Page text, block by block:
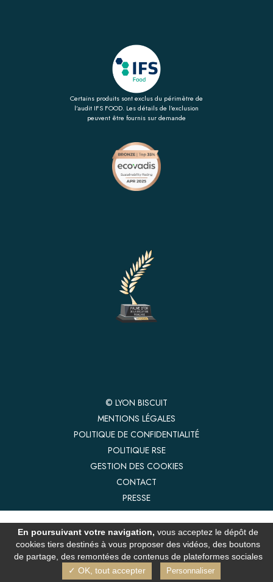
Certains produits sont exclus du périmètre de
l’audit IFS FOOD. Les détails de l’exclusion
peuvent être fournis sur demande
© LYON BISCUIT
MENTIONS LÉGALES
POLITIQUE DE CONFIDENTIALITÉ
POLITIQUE RSE
GESTION DES COOKIES
CONTACT
PRESSE
En poursuivant votre navigation, vous acceptez le dépôt de
cookies tiers destinés à vous proposer des vidéos, des boutons
de partage, des remontées de contenus de plateformes sociales
✓ OK, tout accepter
Personnaliser